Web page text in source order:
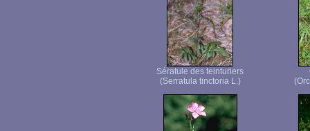
Sératule des teinturiers
(Serratula tinctoria L.)